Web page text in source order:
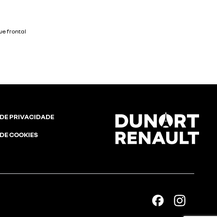
PRIVACIDADE
COOKIES